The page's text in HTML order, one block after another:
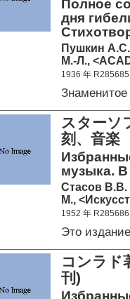
Полное
дня
Пушкин А.С.
М.-Л.,
1936 年 R285685
スターソ
刻、音楽
музыка. В
Стасов В.В.
М.,
1952 年 R285686
Это
コンラ
刊)